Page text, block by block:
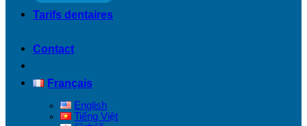
Tarifs dentaires
Contact
Français
English
Tiếng Việt